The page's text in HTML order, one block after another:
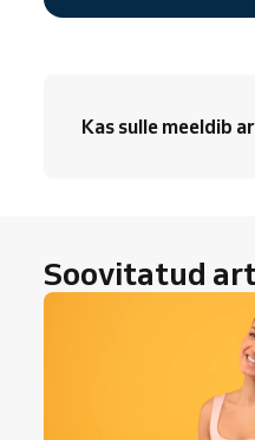
Kas sulle meeldib
Soovitatud